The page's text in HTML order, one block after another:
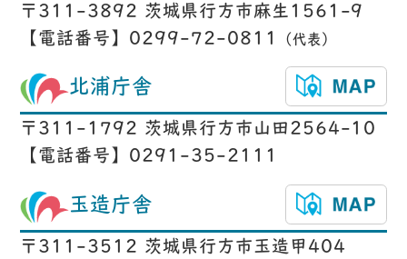
〒311-3892 茨城県行方市麻生1561-9
【電話番号】0299-72-0811
（代表）
北浦庁舎
〒311-1792 茨城県行方市山田2564-10
【電話番号】0291-35-2111
玉造庁舎
〒311-3512 茨城県行方市玉造甲404